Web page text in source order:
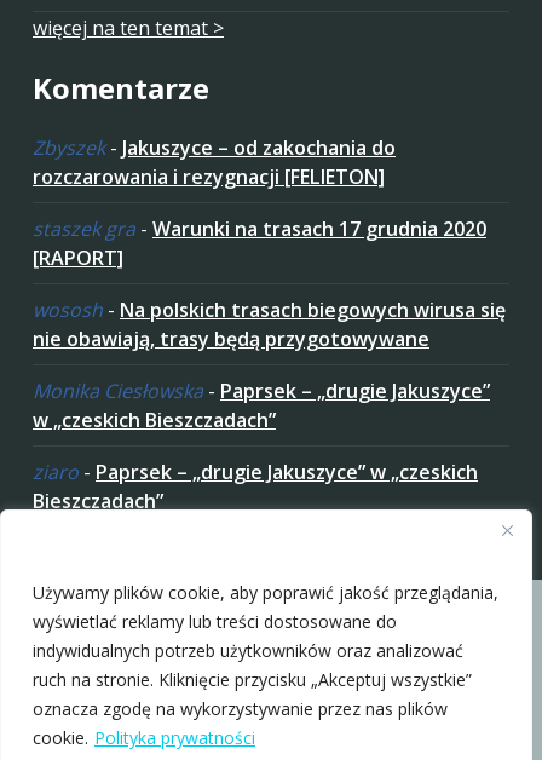
Używamy plików cookie, aby poprawić jakość przeglądania,
wyświetlać reklamy lub treści dostosowane do
indywidualnych potrzeb użytkowników oraz analizować
ruch na stronie. Kliknięcie przycisku „Akceptuj wszystkie”
oznacza zgodę na wykorzystywanie przez nas plików
cookie. Polityka prywatności
więcej na ten temat >
Komentarze
Zbyszek- Jakuszyce – od zakochania do
rozczarowania i rezygnacji [FELIETON]
staszek gra - Warunki na trasach 17 grudnia 2020
[RAPORT]
wososh - Na polskich trasach biegowych wirusa się
nie obawiają, trasy będą przygotowywane
Monika Ciesłowska - Paprsek – „drugie Jakuszyce”
w „czeskich Bieszczadach”
ziaro - Paprsek – „drugie Jakuszyce” w „czeskich
Bieszczadach”
Copyright © 2010-2026 nabiegowkach.pl
O Nas Regulamin Patronaty